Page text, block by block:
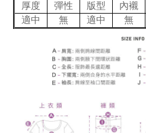
厚度 彈性 版型 內襯
適中
無 適中 無